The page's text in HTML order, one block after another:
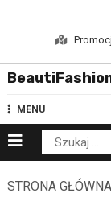
MENU
Szukaj:
STRONA GŁÓWNA